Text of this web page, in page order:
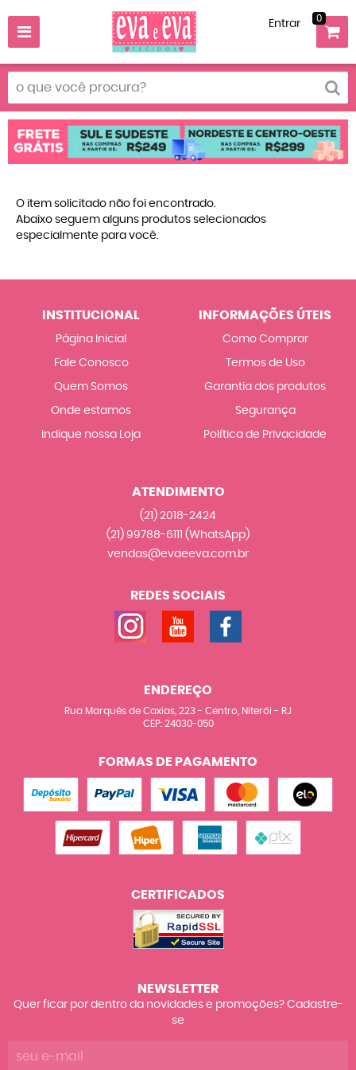
Entrar 0
O item solicitado não foi encontrado.
Abaixo seguem alguns produtos selecionados
especialmente para você.
INSTITUCIONAL
Página Inicial
Fale Conosco
Quem Somos
Onde estamos
Indique nossa Loja
INFORMAÇÕES ÚTEIS
Como Comprar
Termos de Uso
Garantia dos produtos
Segurança
Política de Privacidade
ATENDIMENTO
(21) 2018-2424
(21) 99788-6111 (WhatsApp)
vendas@evaeeva.com.br
REDES SOCIAIS
ENDEREÇO
Rua Marquês de Caxias, 223- Centro, Niterói - RJ
CEP: 24030-050
FORMAS DE PAGAMENTO
CERTIFICADOS
NEWSLETTER
Quer ficar por dentro da novidades e promoções? Cadastre-
se